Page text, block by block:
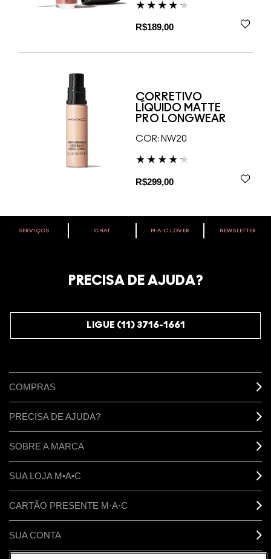
R$189,00
CORRETIVO
LÍQUIDO MATTE
PRO LONGWEAR
COR: NW20
R$299,00
VOCÊ É M·A·C LOVER?
começando com 10% de desconto na sua próxima compra.
SERVIÇOS CHAT M∙A∙C LOVER NEWSLETTER
PRECISA DE AJUDA?
LIGUE (11) 3716-1661
COMPRAS
PRECISA DE AJUDA?
SOBRE A MARCA
SUA LOJA M•A•C
CARTÃO PRESENTE M·A·C
SUA CONTA